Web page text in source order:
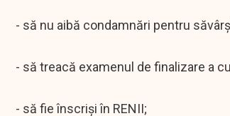
- să nu aibă condamnări pentru
- să treacă examenul de finalizare a
- să fie înscriși în RENII;